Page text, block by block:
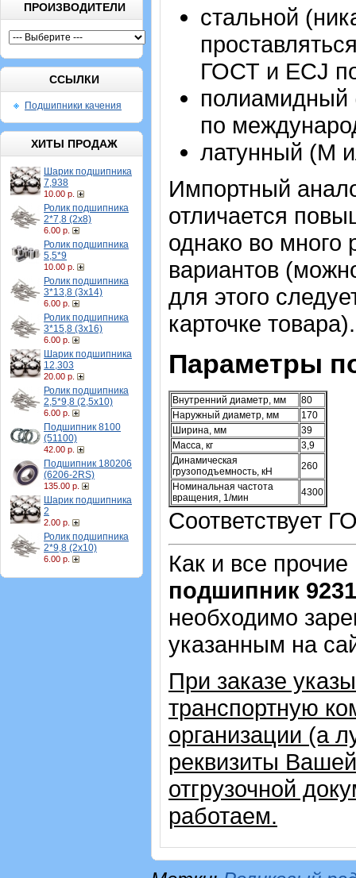
ПРОИЗВОДИТЕЛИ
ССЫЛКИ
Подшипники качения
ХИТЫ ПРОДАЖ
Шарик подшипника
7,938
10.00 р.
Ролик подшипника
2*7,8 (2х8)
6.00 р.
Ролик подшипника
5,5*9
10.00 р.
Ролик подшипника
3*13,8 (3х14)
6.00 р.
Ролик подшипника
3*15,8 (3х16)
6.00 р.
Шарик подшипника
12,303
20.00 р.
Ролик подшипника
2,5*9,8 (2,5х10)
6.00 р.
Подшипник 8100
(51100)
42.00 р.
Подшипник 180206
(6206-2RS)
135.00 р.
Шарик подшипника
2
2.00 р.
Ролик подшипника
2*9,8 (2х10)
6.00 р.
стальной
ГОСТ и ECJ
полиамидный
по
латунный (M
Импортный
отличается
однако во много
вариантов
для этого
карточке
Параметры
Внутренний диаметр, мм
80
Наружный диаметр, мм
170
Ширина, мм
39
Масса, кг
3,9
Динамическая
грузоподъемность, кН
260
Номинальная частота
вращения, 1/мин
4300
Соответствует
Как и все
подшипник
необходимо
указанным на
При заказе
транспортную
организации (а
реквизиты
отгрузочной
работаем.